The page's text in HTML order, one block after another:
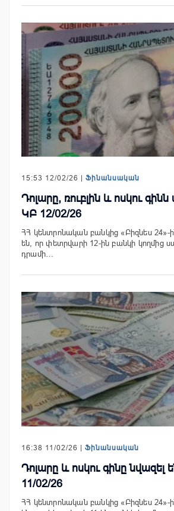
15:53 12/02/26 | Ֆինանսական
Դոլարը, ռուբլին և ոսկու գինն
ԿԲ 12/02/26
ՀՀ կենտրոնական բանկից «Բիզնես 24»-
են, որ փետրվարի 12-ին բանկի կողմից
դրամի…
16:38 11/02/26 | Ֆինանսական
Դոլարը և ոսկու գինը նվազել
11/02/26
ՀՀ կենտրոնական բանկից «Բիզնես 24»-